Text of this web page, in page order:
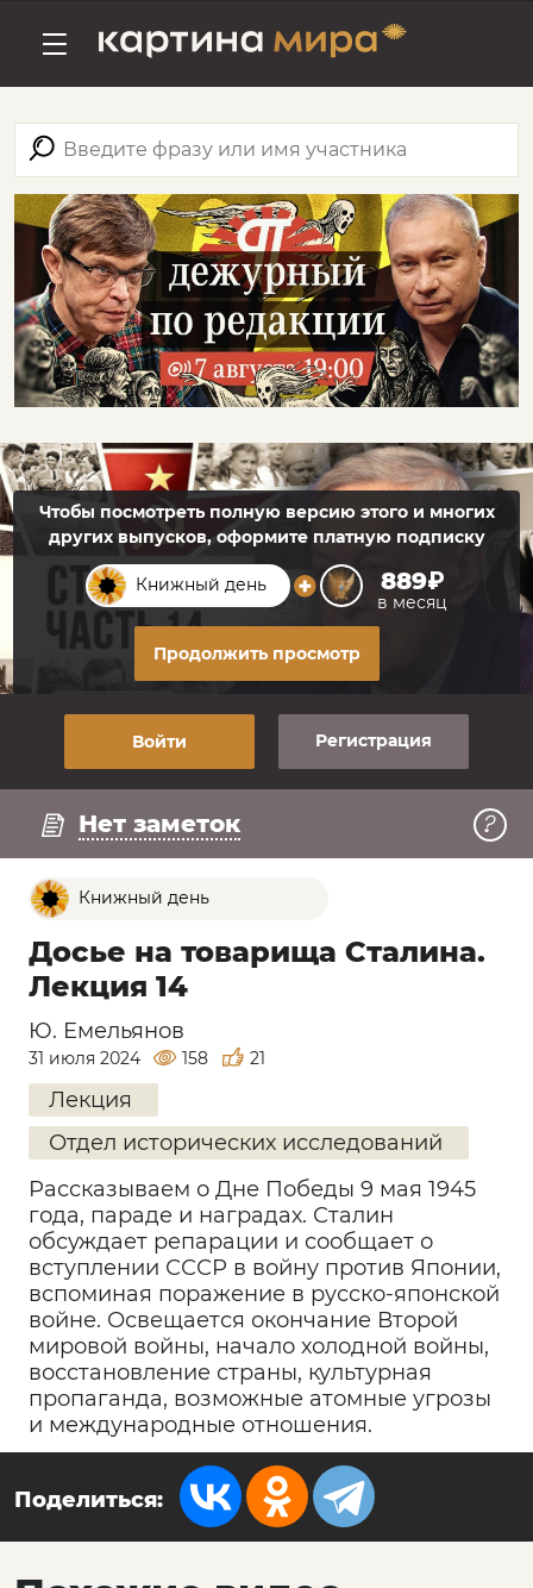
Чтобы посмотреть полную версию этого и многих
других выпусков, оформите платную подписку
Книжный день 889₽
в месяц
Продолжить просмотр
Войти Регистрация
Нет заметок
Книжный день
Досье на товарища Сталина.
Лекция 14
Ю. Емельянов
31 июля 2024 158 21
Лекция
Отдел исторических исследований
Рассказываем о Дне Победы 9 мая 1945
года, параде и наградах. Сталин
обсуждает репарации и сообщает о
вступлении СССР в войну против Японии,
вспоминая поражение в русско-японской
войне. Освещается окончание Второй
мировой войны, начало холодной войны,
восстановление страны, культурная
пропаганда, возможные атомные угрозы
и международные отношения.
Поделиться: